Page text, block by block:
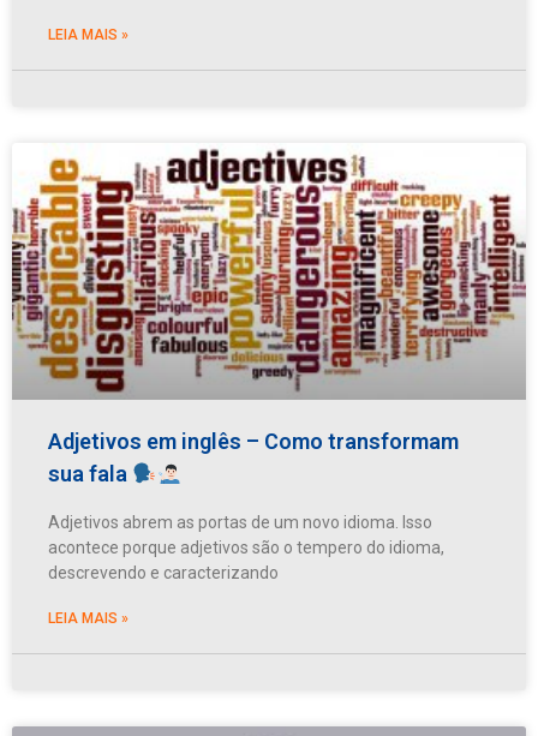
LEIA MAIS »
Adjetivos em inglês – Como transformam
sua fala
Adjetivos abrem as portas de um novo idioma. Isso
acontece porque adjetivos são o tempero do idioma,
descrevendo e caracterizando
LEIA MAIS »